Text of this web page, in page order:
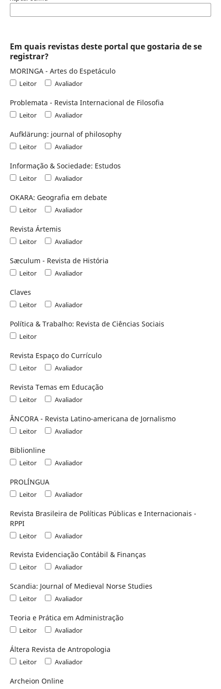
Em quais revistas deste portal que gostaria de se
registrar?
MORINGA - Artes do Espetáculo
Leitor Avaliador
Problemata - Revista Internacional de Filosofia
Leitor Avaliador
Aufklärung: journal of philosophy
Leitor Avaliador
Informação & Sociedade: Estudos
Leitor Avaliador
OKARA: Geografia em debate
Leitor Avaliador
Revista Ártemis
Leitor Avaliador
Sæculum - Revista de História
Leitor Avaliador
Claves
Leitor Avaliador
Política & Trabalho: Revista de Ciências Sociais
Leitor
Revista Espaço do Currículo
Leitor Avaliador
Revista Temas em Educação
Leitor Avaliador
ÂNCORA - Revista Latino-americana de Jornalismo
Leitor Avaliador
Biblionline
Leitor Avaliador
PROLÍNGUA
Leitor Avaliador
Revista Brasileira de Políticas Públicas e Internacionais -
RPPI
Leitor Avaliador
Revista Evidenciação Contábil & Finanças
Leitor Avaliador
Scandia: Journal of Medieval Norse Studies
Leitor Avaliador
Teoria e Prática em Administração
Leitor Avaliador
Áltera Revista de Antropologia
Leitor Avaliador
Archeion Online